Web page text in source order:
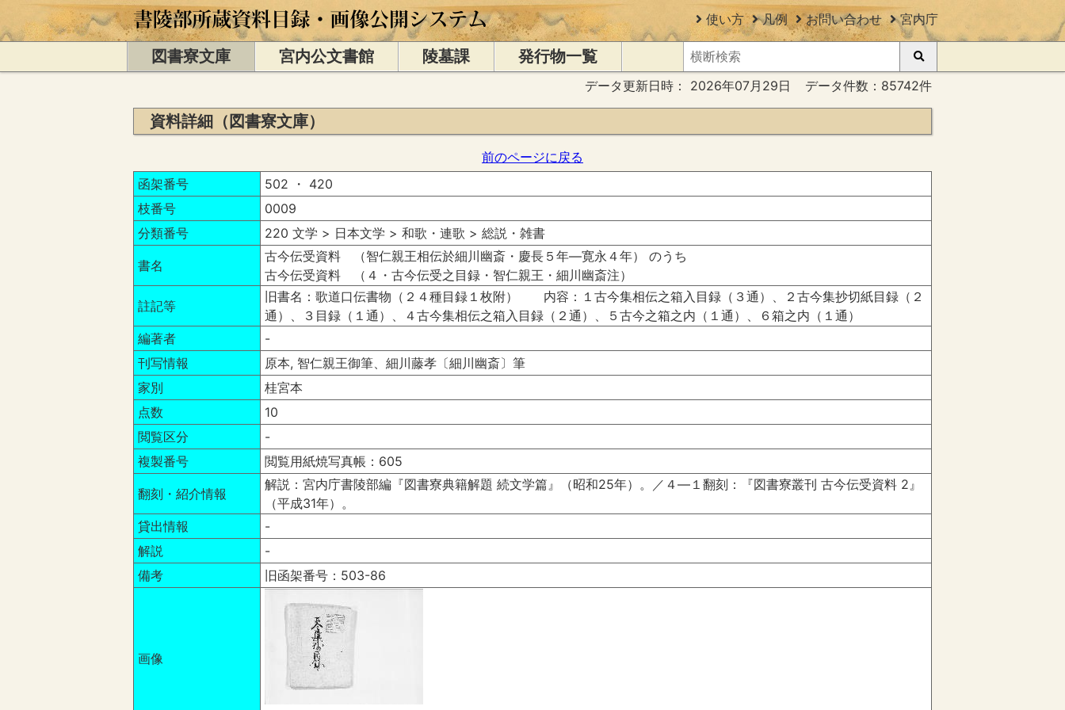
使い方 凡例 お問い合わせ 宮内庁
図書寮文庫 宮内公文書館 陵墓課 発行物一覧
データ更新日時： 2026年07月29日 データ件数：85742件
資料詳細（図書寮文庫）
前のページに戻る
函架番号
502 ・ 420
枝番号
0009
分類番号
220 文学 > 日本文学 > 和歌・連歌 > 総説・雑書
書名
古今伝受資料 （智仁親王相伝於細川幽斎・慶長５年―寛永４年） のうち
古今伝受資料 （４・古今伝受之目録・智仁親王・細川幽斎注）
註記等
旧書名：歌道口伝書物（２４種目録１枚附） 内容：１古今集相伝之箱入目録（３通）、２古今集抄切紙目録（２
通）、３目録（１通）、４古今集相伝之箱入目録（２通）、５古今之箱之内（１通）、６箱之内（１通）
編著者
-
刊写情報
原本, 智仁親王御筆、細川藤孝〔細川幽斎〕筆
家別
桂宮本
点数
10
閲覧区分
-
複製番号
閲覧用紙焼写真帳：605
翻刻・紹介情報
解説：宮内庁書陵部編『図書寮典籍解題 続文学篇』（昭和25年）。／４―１翻刻：『図書寮叢刊 古今伝受資料 2』
（平成31年）。
貸出情報
-
解説
-
備考
旧函架番号：503-86
画像